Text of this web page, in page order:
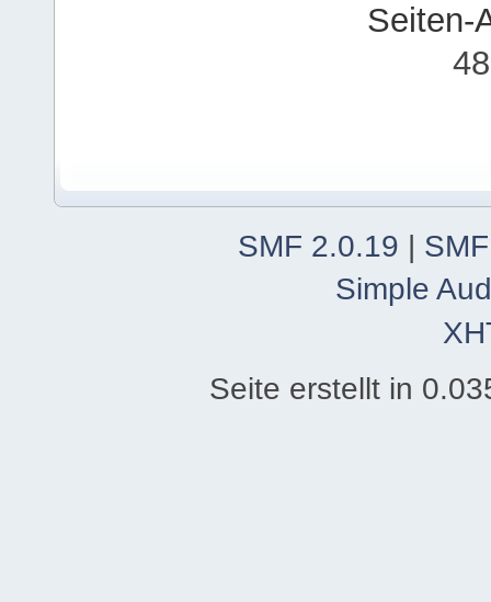
Seiten-
SMF 2.0.19 |
Simple
Seite erstellt in